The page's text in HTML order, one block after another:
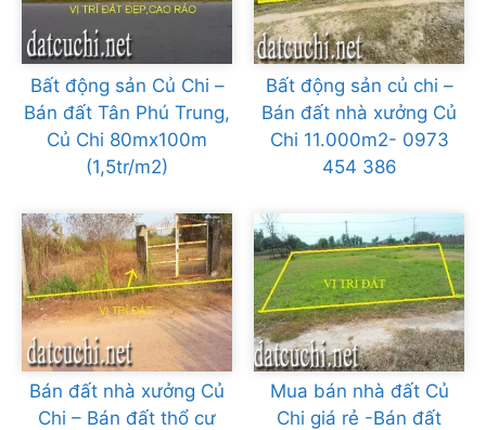
Bất động sản Củ Chi –
Bán đất Tân Phú Trung,
Củ Chi 80mx100m
(1,5tr/m2)
Bất động sản củ chi –
Bán đất nhà xưởng Củ
Chi 11.000m2- 0973
454 386
Bán đất nhà xưởng Củ
Chi – Bán đất thổ cư
Mua bán nhà đất Củ
Chi giá rẻ -Bán đất